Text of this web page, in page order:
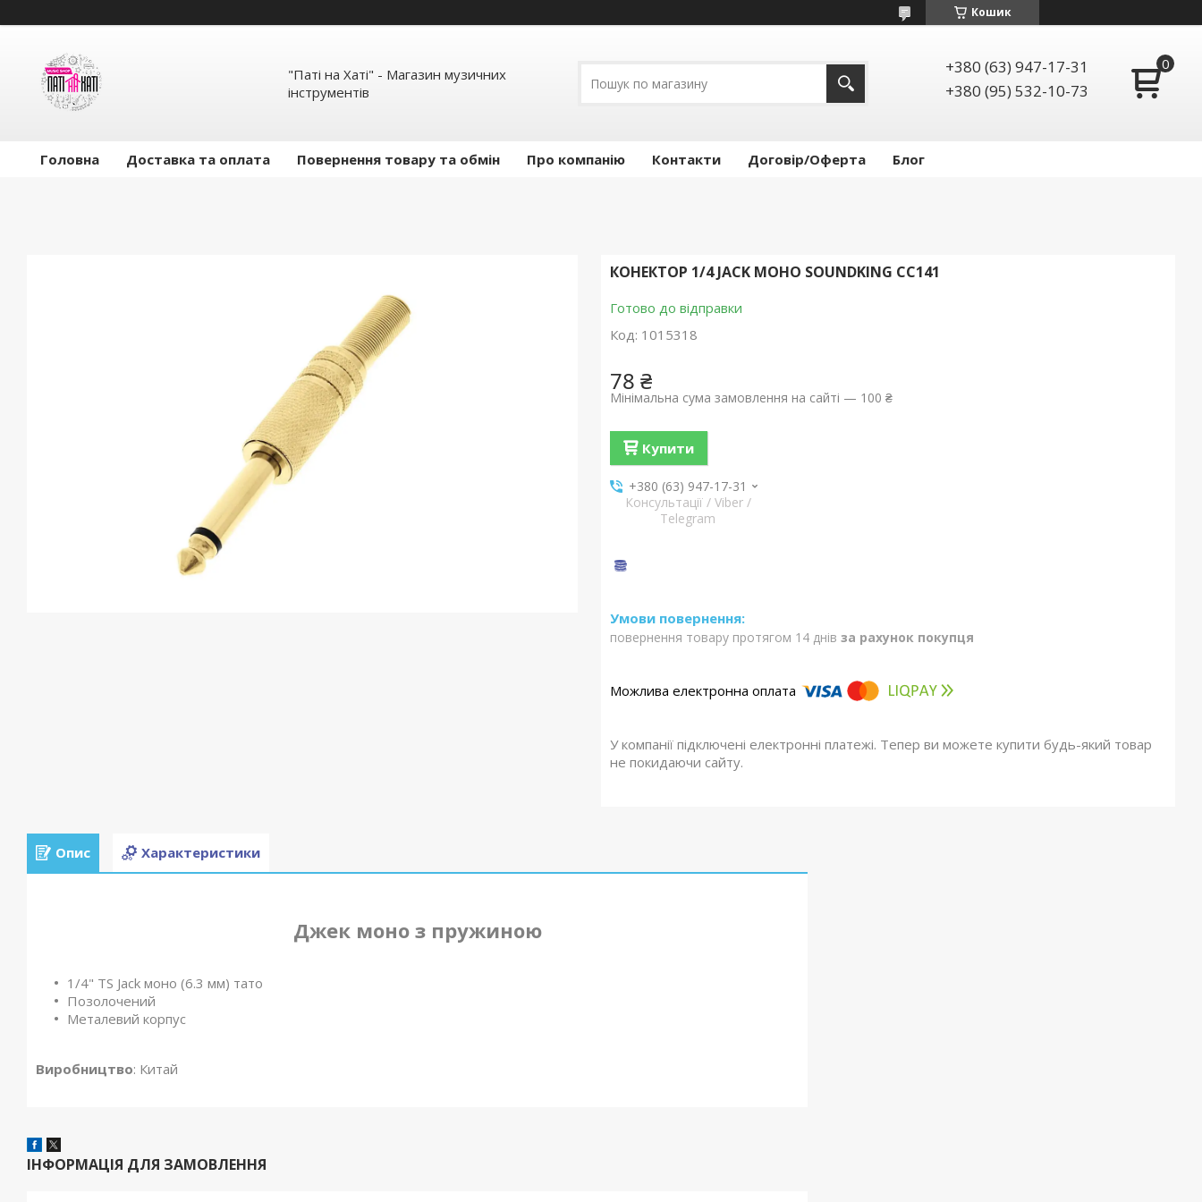
Кошик
"Паті на Хаті" - Магазин музичних
інструментів
+380 (63) 947-17-31
+380 (95) 532-10-73
Головна Доставка та оплата Повернення товару та обмін Про компанію Контакти Договір/Оферта Блог
КОНЕКТОР 1/4 JACK МОНО SOUNDKING CC141
Готово до відправки
Код: 1015318
78 ₴
Мінімальна сума замовлення на сайті — 100 ₴
Купити
+380 (63) 947-17-31
Консультації / Viber /
Telegram
повернення товару протягом 14 днів за рахунок покупця
У компанії підключені електронні платежі. Тепер ви можете купити будь-який товар
не покидаючи сайту.
Опис Характеристики
Джек моно з пружиною
1/4" TS Jack моно (6.3 мм) тато
Позолочений
Металевий корпус
Виробництво: Китай
ІНФОРМАЦІЯ ДЛЯ ЗАМОВЛЕННЯ